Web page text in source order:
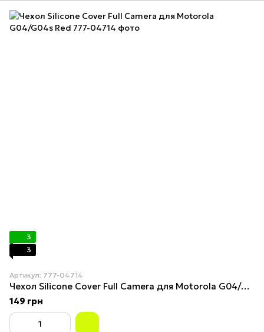
3
3
Артикул: 777-04714
Чехол Silicone Cover Full Camera для Motorola G04/G04s Red
149 грн